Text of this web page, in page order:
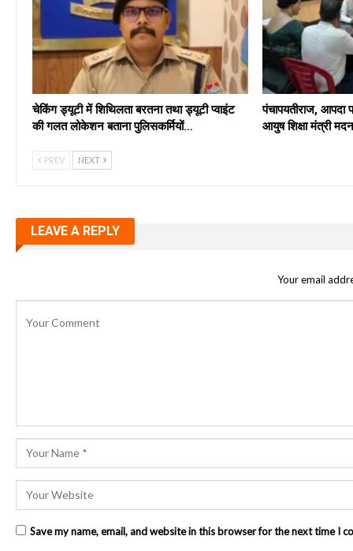
चेकिंग ड्यूटी में शिथिलता बरतना तथा ड्यूटी प्वाइंट
की गलत लोकेशन बताना पुलिसकर्मियों…
पंचापयतीराज, आपदा
आयुष शिक्षा मंत्री
PREV NEXT
LEAVE A REPLY
Your email
Save my name, email, and website in this browser for the next time I